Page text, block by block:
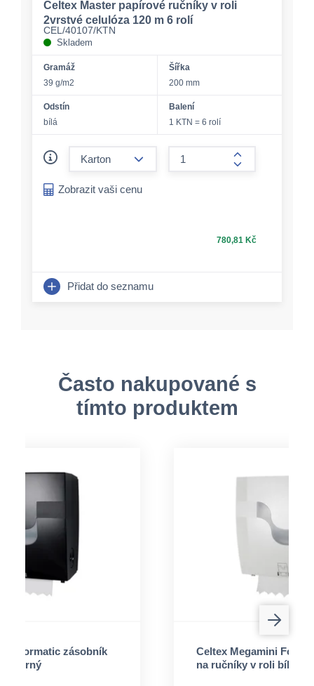
Celtex Master papírové ručníky v roli
2vrstvé celulóza 120 m 6 rolí
CEL/40107/KTN
Skladem
Gramáž
39 g/m2
Šířka
200 mm
Odstín
bílá
Balení
1 KTN = 6 rolí
form.increase-
Zobrazit vaši cenu
780,81 Kč
Přidat do seznamu
Často nakupované s
tímto produktem
Formatic zásobník
černý
Celtex Megamini
na ručníky v roli bílý